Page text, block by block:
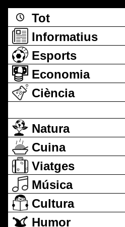
Tot
Informatius
Esports
Economia
Ciència
Natura
Cuina
Viatges
Música
Cultura
Humor